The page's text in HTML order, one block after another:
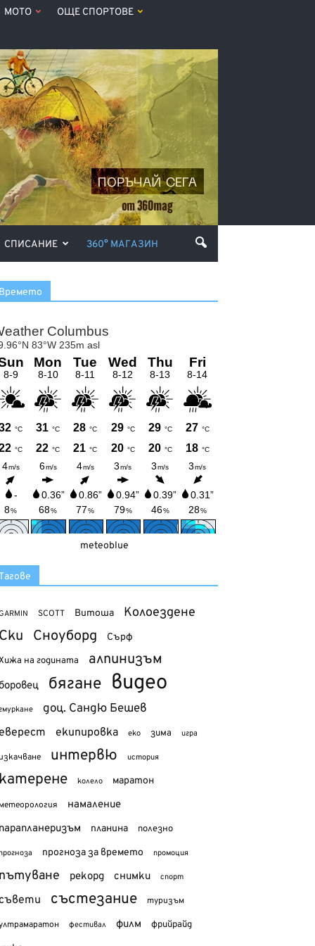
МОТО ОЩЕ СПОРТОВЕ
СПИСАНИЕ 360° МАГАЗИН
meteoblue
SCOTT Витоша Колоездене
Сноуборд Сърф
на годината алпинизъм
бягане видео
доц. Сандю Бешев
екипировка еко зима игра
интервю история
колело маратон
намаление
планина полезно
прогноза за времето промоция
рекорд снимки спорт
състезание туризъм
фестивал филм фрийрайд